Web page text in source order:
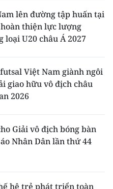
lên đường tập huấn tại
thiện lực lượng
loại U20 châu Á 2027
Việt Nam giành ngôi
giao hữu vô địch châu
2026
Giải vô địch bóng bàn
Nhân Dân lần thứ 44
hệ trẻ phát triển toàn